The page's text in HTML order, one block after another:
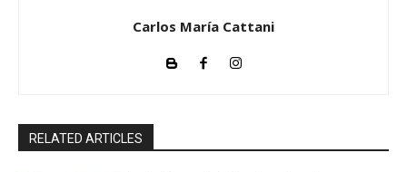
Carlos María Cattani
RELATED ARTICLES